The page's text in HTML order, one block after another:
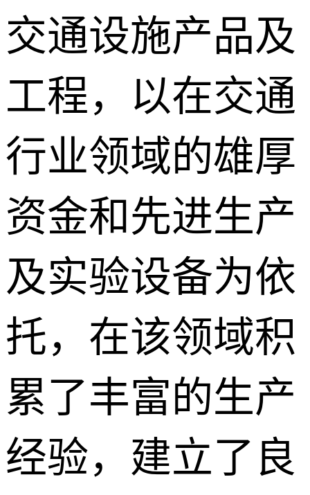
交通设施产品及
工程，以在交通
行业领域的雄厚
资金和先进生产
及实验设备为依
托，在该领域积
累了丰富的生产
经验，建立了良